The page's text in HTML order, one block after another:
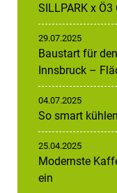
SILLPARK x
29.07.2025
Baustart für
Innsbruck –
04.07.2025
So smart
25.04.2025
Modernste
ein